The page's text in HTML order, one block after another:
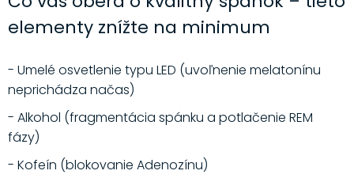
elementy znížte na minimum
- Umelé osvetlenie typu LED (uvoľnenie melatonínu
neprichádza načas)
- Alkohol (fragmentácia spánku a potlačenie REM
fázy)
- Kofeín (blokovanie Adenozínu)